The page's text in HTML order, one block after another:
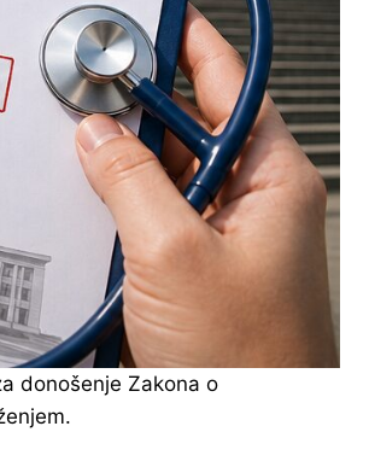
donošenje Zakona o